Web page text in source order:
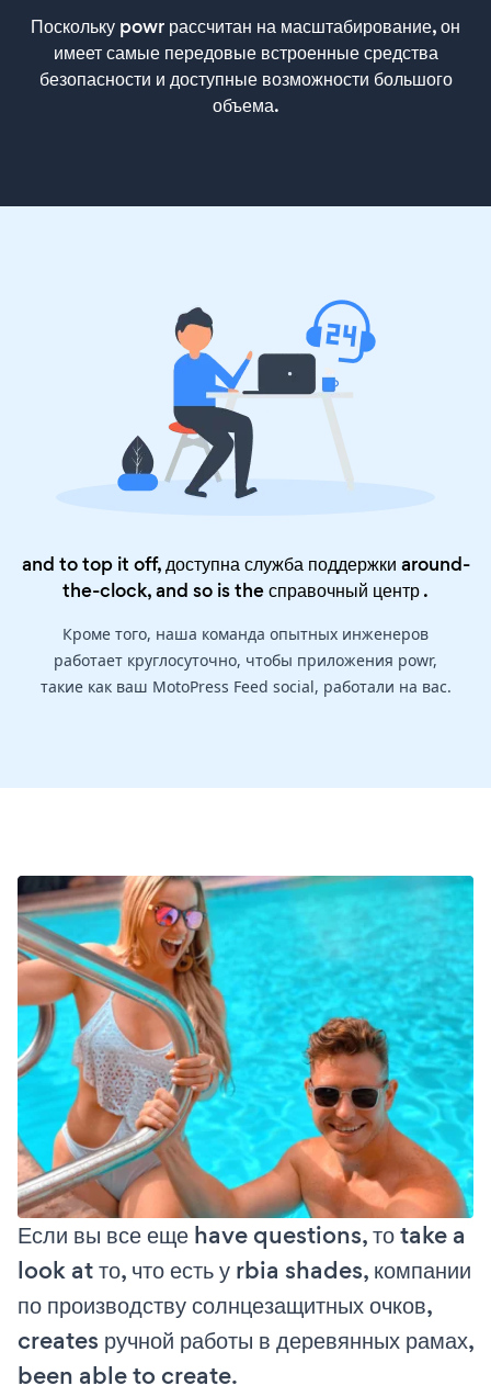
Поскольку powr рассчитан на масштабирование, он
имеет самые передовые встроенные средства
безопасности и доступные возможности большого
объема.
and to top it off, доступна служба поддержки around-
the-clock, and so is theсправочный центр.
Кроме того, наша команда опытных инженеров
работает круглосуточно, чтобы приложения powr,
такие как ваш MotoPress Feed social, работали на вас.
Если вы все еще have questions, то take a
look at то, что есть у rbia shades, компании
по производству солнцезащитных очков,
creates ручной работы в деревянных рамах,
been able to create.